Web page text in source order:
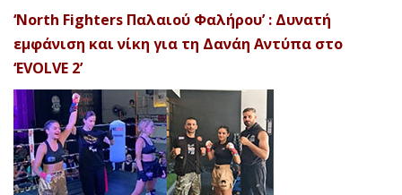
‘North Fighters Παλαιού Φαλήρου’ : Δυνατή
εμφάνιση και νίκη για τη Δανάη Αντύπα στο
‘EVOLVE 2’